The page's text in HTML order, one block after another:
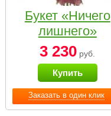
Заказать в один клик
Букет «Ничего
лишнего»
3 230 руб.
Купить